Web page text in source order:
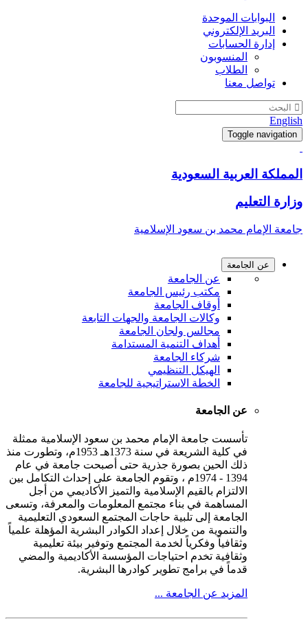
البوابات الموحدة
البريد الإلكتروني
إدارة الحسابات
المنسوبون
الطلاب
تواصل معنا
English
Toggle navigation
المملكة العربية السعودية
وزارة التعليم
جامعة الإمام محمد بن سعود الإسلامية
عن الجامعة
عن الجامعة
مكتب رئيس الجامعة
أوقاف الجامعة
وكالات الجامعة والجهات التابعة
مجالس ولجان الجامعة
أهداف التنمية المستدامة
شركاء الجامعة
الهيكل التنظيمي
الخطة الاستراتيجية للجامعة
عن الجامعة
تأسست جامعة الإمام محمد بن سعود الإسلامية ممثلة
في كلية الشريعة في سنة 1373هـ 1953م، وتطورت منذ
ذلك الحين بصورة جذرية حتى أصبحت جامعة في عام
1394 - 1974م ، وتقوم الجامعة على إحداث التكامل بين
الالتزام بالقيم الإسلامية والتميز الأكاديمي من أجل
المساهمة في بناء مجتمع المعلومات والمعرفة، وتسعى
الجامعة إلى تلبية حاجات المجتمع السعودي التعليمية
والتنموية من خلال إعداد الكوادر البشرية المؤهلة علمياً
وثقافياً وفكرياً لخدمة المجتمع وتوفير بيئة تعليمية
وثقافية تخدم احتياجات المؤسسة الأكاديمية والمضي
قدماً في برامج تطوير كوادرها البشرية.
المزيد عن الجامعة ...